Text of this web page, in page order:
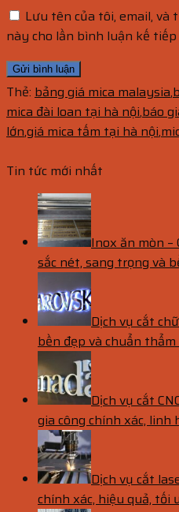
Lưu tên của tôi, email,
này cho lần bình luận kế tiếp
Thẻ: bảng giá mica malaysia,
mica đài loan tại hà nội,báo
lớn,giá mica tấm tại hà nội,
Tin tức mới nhất
Inox ăn mòn –
sắc nét, sang trọng và
Dịch vụ cắt
bền đẹp và chuẩn thẩm
Dịch vụ cắt
gia công chính xác, linh
Dịch vụ cắt
chính xác, hiệu quả, tối